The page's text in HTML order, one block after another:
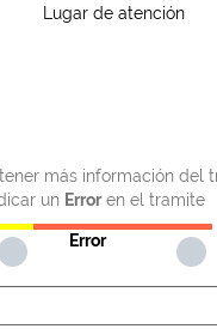
Lugar de atención
más información del
un Erroren el tramite
Error